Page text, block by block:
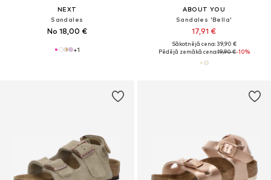
NEXT
Sandales
No 18,00 €
+1
ABOUT YOU
Sandales 'Bella'
17,91 €
Sākotnējā cena: 39,90 €
Pēdējā zemākā cena:19,90 €-10%